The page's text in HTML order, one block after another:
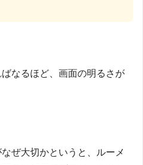
なるほど、画面の明るさが
ぜ大切かというと、ルーメ